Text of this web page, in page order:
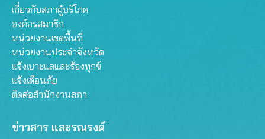
เกี่ยวกับสภาผู้บริโภค
องค์กรสมาชิก
หน่วยงานเขตพื้นที่
หน่วยงานประจำจังหวัด
แจ้งเบาะแสและร้องทุกข์
แจ้งเตือนภัย
ติดต่อสำนักงานสภา
ข่าวสาร และรณรงค์